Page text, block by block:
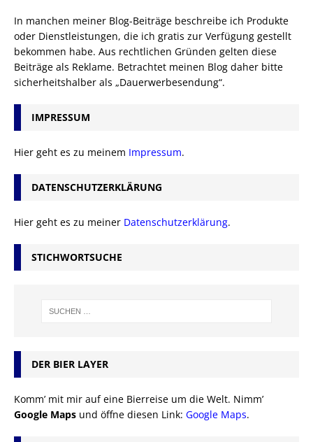
In manchen meiner Blog-Beiträge beschreibe ich Produkte
oder Dienstleistungen, die ich gratis zur Verfügung gestellt
bekommen habe. Aus rechtlichen Gründen gelten diese
Beiträge als Reklame. Betrachtet meinen Blog daher bitte
sicherheitshalber als „Dauerwerbesendung“.
IMPRESSUM
Hier geht es zu meinem Impressum.
DATENSCHUTZERKLÄRUNG
Hier geht es zu meiner Datenschutzerklärung.
STICHWORTSUCHE
DER BIER LAYER
Komm’ mit mir auf eine Bierreise um die Welt. Nimm’
Google Maps und öffne diesen Link: Google Maps.